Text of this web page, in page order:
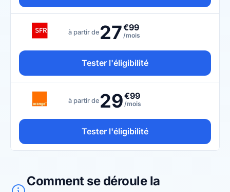
à partir de 27€99
/mois
Tester l'éligibilité
à partir de 29€99
/mois
Tester l'éligibilité
Comment se déroule la